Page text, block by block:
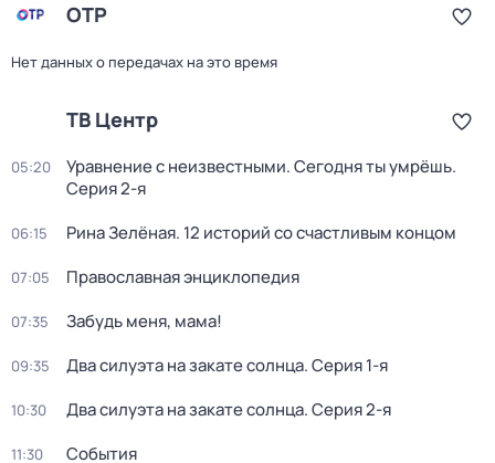
ОТР
Нет данных о передачах на это время
ТВ Центр
05:20 Уравнение с неизвестными. Сегодня ты умрёшь.
Серия 2-я
06:15 Рина Зелёная. 12 историй со счастливым концом
07:05 Православная энциклопедия
07:35 Забудь меня, мама!
09:35 Два силуэта на закате солнца. Серия 1-я
10:30 Два силуэта на закате солнца. Серия 2-я
11:30 События